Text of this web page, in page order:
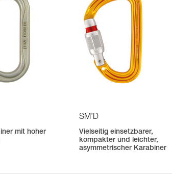
mit hoher
SM’D
Vielseitig einsetzbarer,
kompakter und leichter,
asymmetrischer Karabiner